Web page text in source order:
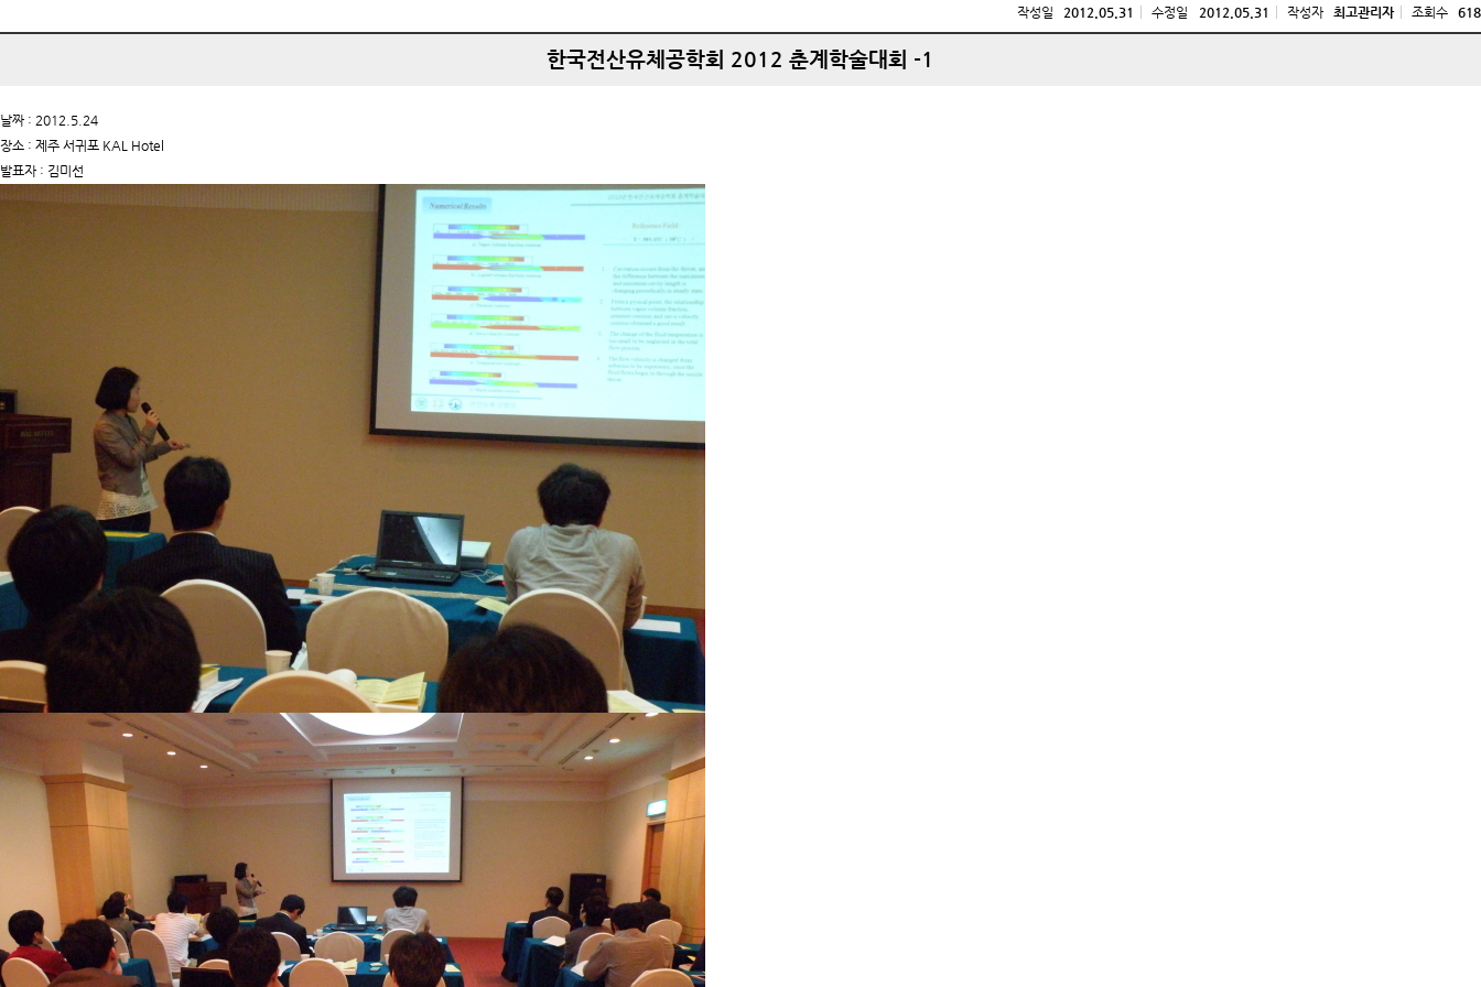
작성일 2012.05.31 수정일 2012.05.31 작성자 최고관리자 조회수 618
한국전산유체공학회 2012 춘계학술대회 -1
날짜 : 2012.5.24
장소 : 제주 서귀포 KAL Hotel
발표자 : 김미선